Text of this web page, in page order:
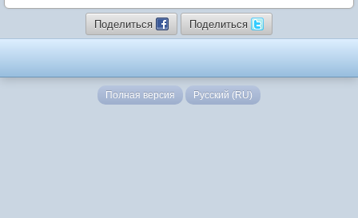
Поделиться Поделиться
Полная версия Русский (RU)